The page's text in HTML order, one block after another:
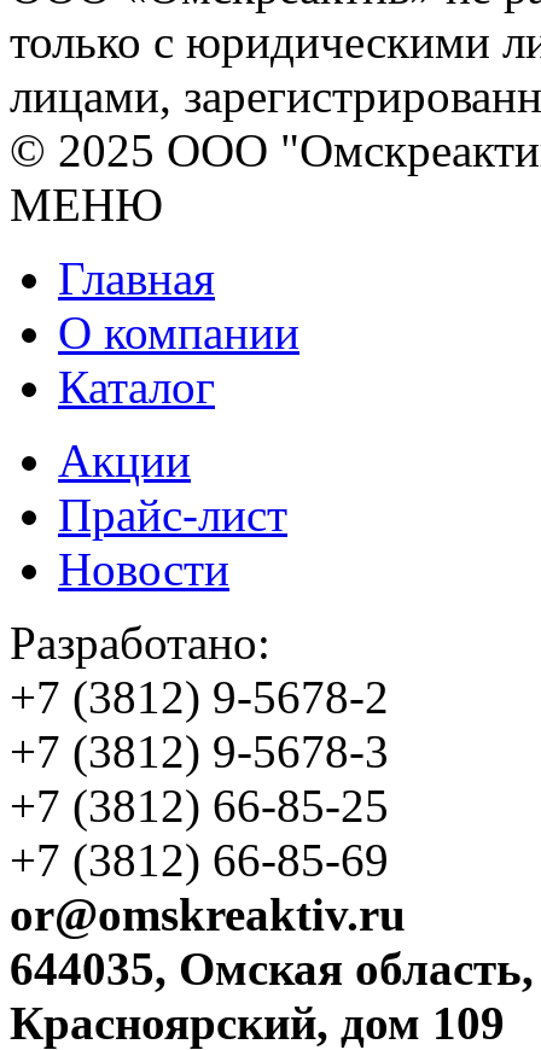
только с юридическими
лицами,
© 2025 ООО
МЕНЮ
Главная
О компании
Каталог
Акции
Прайс-лист
Новости
Разработано:
+7 (3812) 9-5678-2
+7 (3812) 9-5678-3
+7 (3812) 66-85-25
+7 (3812) 66-85-69
or@omskreaktiv.ru
644035, Омская
Красноярский, дом 109